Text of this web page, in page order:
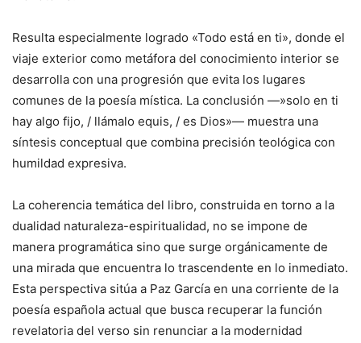
Resulta especialmente logrado «Todo está en ti», donde el
viaje exterior como metáfora del conocimiento interior se
desarrolla con una progresión que evita los lugares
comunes de la poesía mística. La conclusión —»solo en ti
hay algo fijo, / llámalo equis, / es Dios»— muestra una
síntesis conceptual que combina precisión teológica con
humildad expresiva.
La coherencia temática del libro, construida en torno a la
dualidad naturaleza-espiritualidad, no se impone de
manera programática sino que surge orgánicamente de
una mirada que encuentra lo trascendente en lo inmediato.
Esta perspectiva sitúa a Paz García en una corriente de la
poesía española actual que busca recuperar la función
revelatoria del verso sin renunciar a la modernidad